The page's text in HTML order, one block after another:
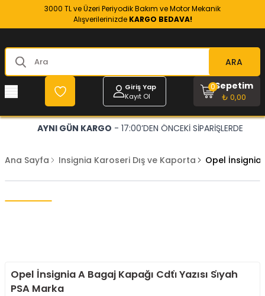
3000 TL ve Üzeri Periyodik Bakım ve Motor Mekanik
Alışverilerinizde KARGO BEDAVA!
ARA
Giriş Yap
Kayıt Ol
Sepetim
₺ 0,00
0
AYNI GÜN KARGO - 17:00’DEN ÖNCEKİ SİPARİŞLERDE
Ana Sayfa Insignia Karoseri Dış ve Kaporta Opel İnsignia
Opel İnsignia A Bagaj Kapağı Cdti̇ Yazısı Si̇yah
PSA Marka